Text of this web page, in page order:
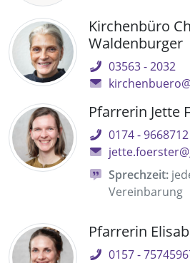
Kirchenbüro
Waldenburger
03563 - 2032
Pfarrerin Jette
0174 - 9668712
Sprechzeit:
Vereinbarung
Pfarrerin
0157 -